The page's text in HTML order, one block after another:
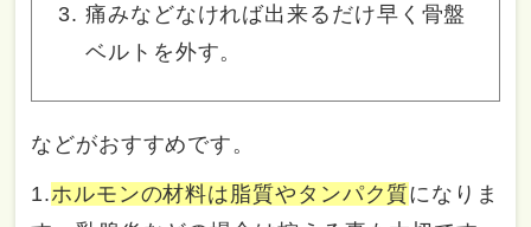
痛みなどなければ出来るだけ早く骨盤
ベルトを外す。
などがおすすめです。
1.ホルモンの材料は脂質やタンパク質になりま